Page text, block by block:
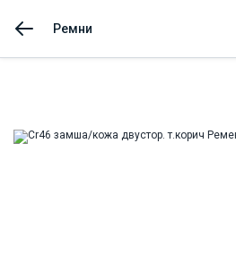
Ремни